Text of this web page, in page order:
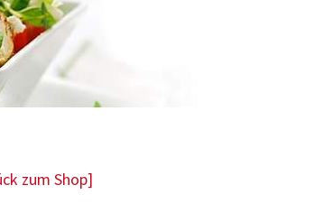
zum Shop]